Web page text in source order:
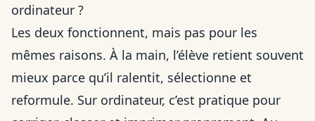
ordinateur ?
Les deux fonctionnent, mais pas pour les
mêmes raisons. À la main, l’élève retient souvent
mieux parce qu’il ralentit, sélectionne et
reformule. Sur ordinateur, c’est pratique pour